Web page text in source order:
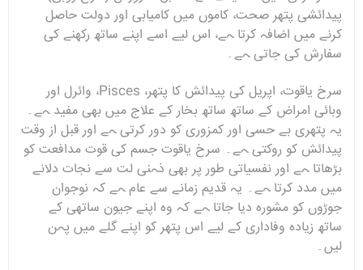
پیدائشی پتھر صحت، کاموں میں کامیابی اور دولت حاصل
کرنے میں اضافہ کرتا ہے، اس لیے اسے اپنے ساتھ رکھنے کی
سفارش کی جاتی ہے۔
سرخ یاقوت، اپریل کی پیدائش کا پتھر، Pisces، وائرل اور
وبائی امراض کے ساتھ ساتھ بخار کے علاج میں بھی مفید ہے۔
یہ پتھری بے حسی اور کمزوری کو دور کرتی ہے اور قبل از وقت
پیدائش کو روکتی ہے۔ سرخ یاقوت جسم کی قوت مدافعت کو
بڑھاتا ہے اور نفسیاتی طور پر بھی ذہنی لت سے نجات دلانے
میں مدد کرتا ہے۔ یہ قدیم زمانے سے عام ہے کہ نوجوان
جوڑوں کو مشورہ دیا جاتا ہے کہ وہ اپنے جیون ساتھی کے
ساتھ زیادہ وفاداری کے لیے اس پتھر کو اپنے گلے میں پہن
لیں۔